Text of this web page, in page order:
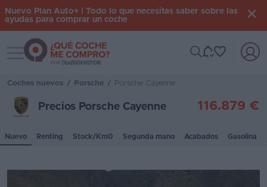
Iniciar
Inicio
Coches
Nuevo Plan Auto+ | Todo lo que necesitas saber sobre las
ayudas para comprar un coche
Toggle navigation
Coches nuevos / Porsche / Porsche Cayenne
Precios Porsche Cayenne 116.879 €
Nuevo Renting Stock/Km0 Segunda mano Acabados Gasolina